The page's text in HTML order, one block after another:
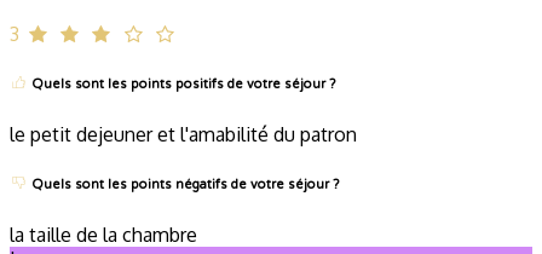
3
Quels sont les points positifs de votre séjour ?
le petit dejeuner et l'amabilité du patron
Quels sont les points négatifs de votre séjour ?
la taille de la chambre